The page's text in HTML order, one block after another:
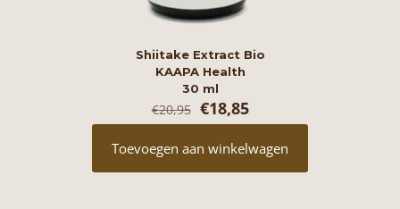
Shiitake Extract Bio
KAAPA Health
30 ml
€20,95 Oorspronkelijke
prijs
was:
€20,95.
€18,85Huidige
prijs
is:
€18,85.
Toevoegen aan winkelwagen